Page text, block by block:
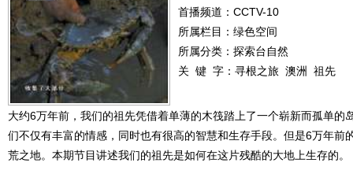
首播频道： CCTV-10
所属栏目： 绿色空间
所属分类：探索台自然
关 键 字： 寻根之旅 澳洲 祖先
大约6万年前，我们的祖先凭借着单薄的木筏踏上了一个崭新而孤单的
们不仅有丰富的情感，同时也有很高的智慧和生存手段。但是6万年前
荒之地。本期节目讲述我们的祖先是如何在这片残酷的大地上生存的。